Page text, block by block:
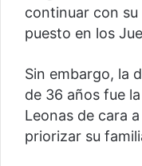
continuar con
puesto en los
Sin embargo, la
de 36 años fue
Leonas de cara
priorizar su